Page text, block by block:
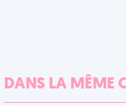
DANS LA MÊME